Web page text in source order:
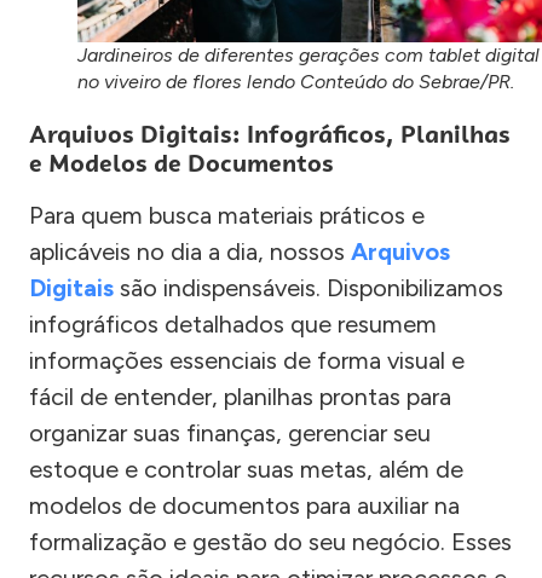
Jardineiros de diferentes gerações com tablet digital
no viveiro de flores lendo Conteúdo do Sebrae/PR.
Arquivos Digitais: Infográficos, Planilhas
e Modelos de Documentos
Para quem busca materiais práticos e
aplicáveis no dia a dia, nossos Arquivos
Digitais são indispensáveis. Disponibilizamos
infográficos detalhados que resumem
informações essenciais de forma visual e
fácil de entender, planilhas prontas para
organizar suas finanças, gerenciar seu
estoque e controlar suas metas, além de
modelos de documentos para auxiliar na
formalização e gestão do seu negócio. Esses